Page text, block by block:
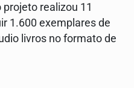
realizou 11
1.600 exemplares de
livros no formato de